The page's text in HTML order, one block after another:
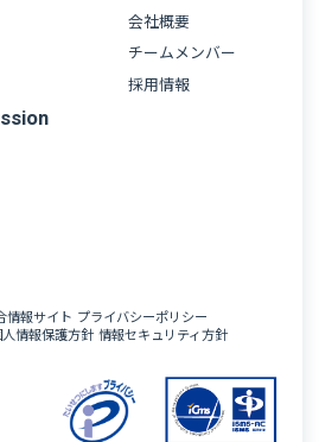
会社概要
チームメンバー
採用情報
報サイト プライバシーポリシー
情報保護方針 情報セキュリティ方針